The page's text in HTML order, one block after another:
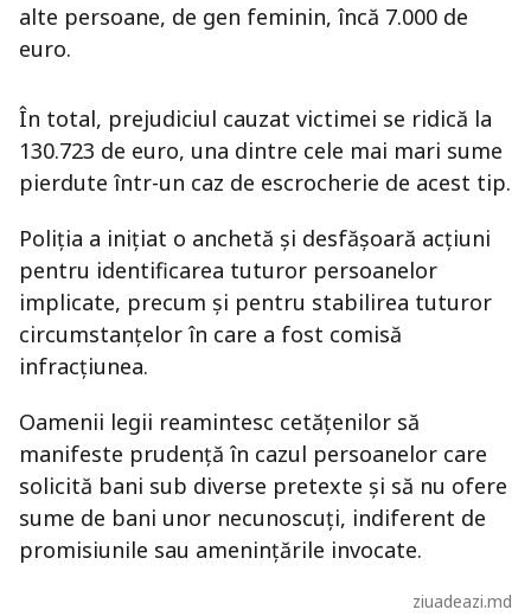
alte persoane, de gen feminin, încă 7.000 de
euro.
În total, prejudiciul cauzat victimei se ridică la
130.723 de euro, una dintre cele mai mari sume
pierdute într-un caz de escrocherie de acest tip.
Poliția a inițiat o anchetă și desfășoară acțiuni
pentru identificarea tuturor persoanelor
implicate, precum și pentru stabilirea tuturor
circumstanțelor în care a fost comisă
infracțiunea.
Oamenii legii reamintesc cetățenilor să
manifeste prudență în cazul persoanelor care
solicită bani sub diverse pretexte și să nu ofere
sume de bani unor necunoscuți, indiferent de
promisiunile sau amenințările invocate.
ziuadeazi.md